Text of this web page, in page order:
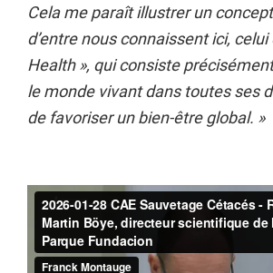
Cela me paraît illustrer un
d’entre nous connaissent ici, celui
Health », qui consiste
le monde vivant dans toutes ses
de favoriser un bien-être global. »